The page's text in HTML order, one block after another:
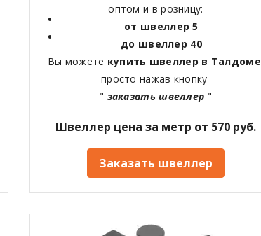
оптом и в розницу:
от швеллер 5
до швеллер 40
Вы можете купить швеллер в Талдоме
просто нажав кнопку
" заказать швеллер "
Швеллер цена за метр от 570 руб.
Заказать швеллер